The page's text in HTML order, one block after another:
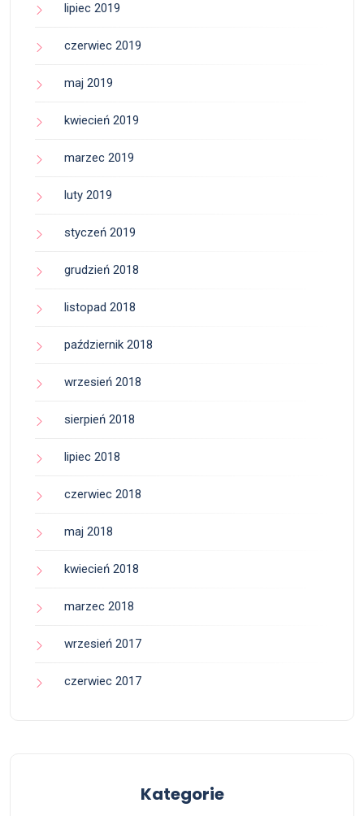
lipiec 2019
czerwiec 2019
maj 2019
kwiecień 2019
marzec 2019
luty 2019
styczeń 2019
grudzień 2018
listopad 2018
październik 2018
wrzesień 2018
sierpień 2018
lipiec 2018
czerwiec 2018
maj 2018
kwiecień 2018
marzec 2018
wrzesień 2017
czerwiec 2017
Kategorie